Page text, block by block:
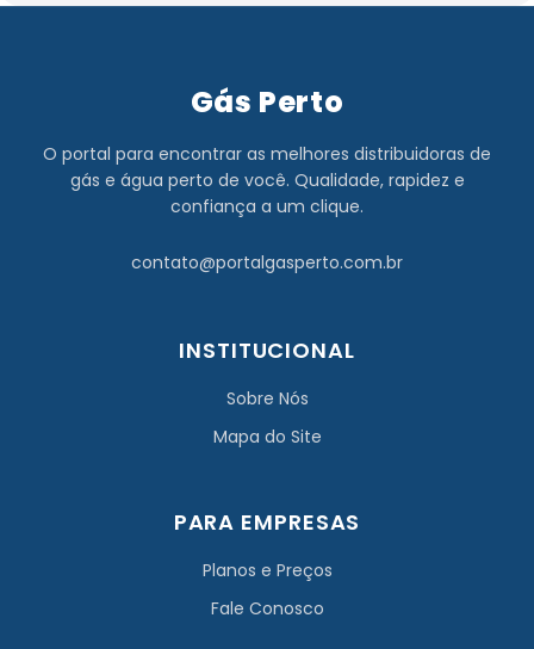
Gás Perto
O portal para encontrar as melhores distribuidoras de
gás e água perto de você. Qualidade, rapidez e
confiança a um clique.
contato@portalgasperto.com.br
INSTITUCIONAL
Sobre Nós
Mapa do Site
PARA EMPRESAS
Planos e Preços
Fale Conosco